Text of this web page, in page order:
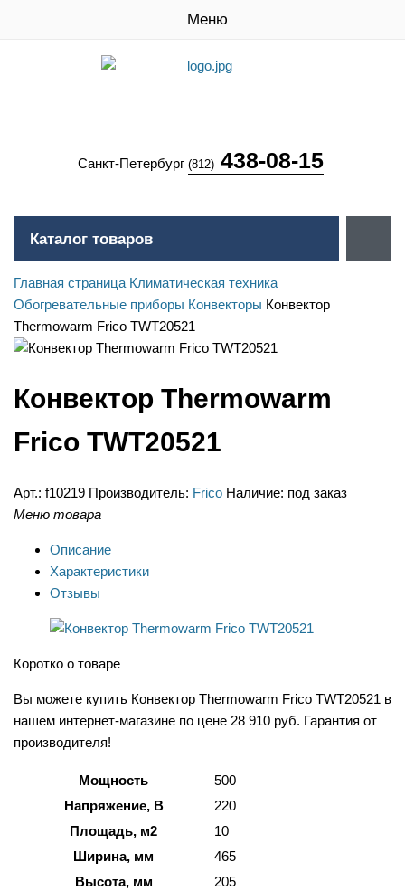
Меню
Санкт-Петербург (812) 438-08-15
Каталог товаров
Главная страница Климатическая техника
Обогревательные приборы Конвекторы Конвектор
Thermowarm Frico TWT20521
Конвектор Thermowarm
Frico TWT20521
Арт.: f10219 Производитель: Frico Наличие: под заказ
Меню товара
Описание
Характеристики
Отзывы
Коротко о товаре
Вы можете купить Конвектор Thermowarm Frico TWT20521 в
нашем интернет-магазине по цене 28 910 руб. Гарантия от
производителя!
Мощность
500
Напряжение, В
220
Площадь, м2
10
Ширина, мм
465
Высота, мм
205